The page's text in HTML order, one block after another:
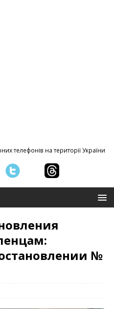
телефонів на території України
№